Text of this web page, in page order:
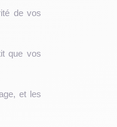
de vos
que vos
et les